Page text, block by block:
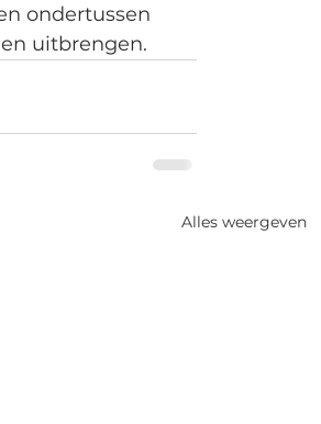
ondertussen
uitbrengen.
Alles weergeven